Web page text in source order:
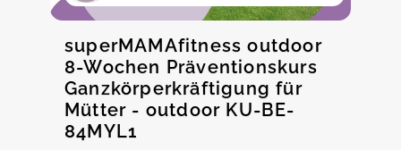
superMAMAfitness outdoor
8-Wochen Präventionskurs
Ganzkörperkräftigung für
Mütter - outdoor KU-BE-
84MYL1